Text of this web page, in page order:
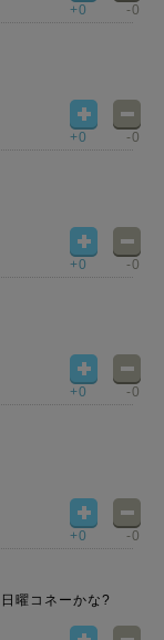
+0 -0
+0 -0
+0 -0
+0 -0
+0 -0
曜コネーかな?